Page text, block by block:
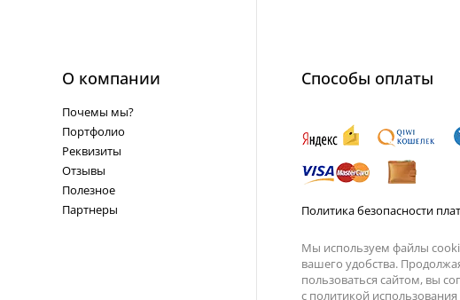
О компании
Почемы мы?
Портфолио
Реквизиты
Отзывы
Полезное
Партнеры
Способы оплаты
Политика безопасности
Мы используем файлы
вашего удобства.
пользоваться сайтом, вы
с политикой